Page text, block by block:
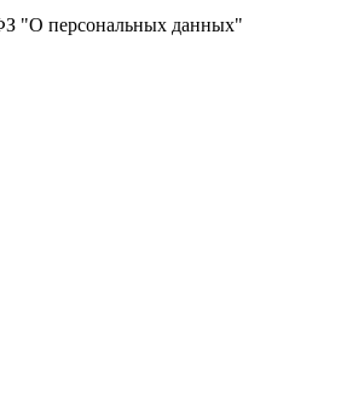
"О персональных данных"